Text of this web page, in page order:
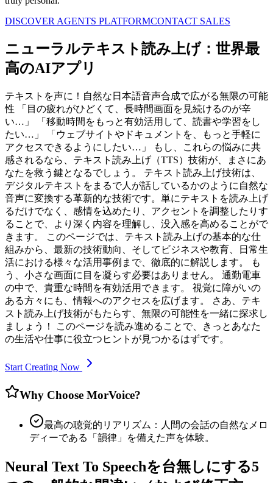
DISCOVER AGENTS PLATFORMCONTACT SALES
ニューラルテキスト読み上げ：世界最
高のAIアプリ
テキストを声に！自然な日本語音声合成で広がる無限の可能
性 「目の疲れがひどくて、長時間画面を見続けるのが辛
い…」 「移動時間をもっと有効活用して、読書や学習をし
たい…」 「ウェブサイトやドキュメントを、もっと手軽に
アクセスできるようにしたい…」 もし、これらの悩みに共
感されるなら、テキスト読み上げ（TTS）技術が、まさにあ
なたを救う鍵となるでしょう。 テキスト読み上げ技術は、
デジタルテキストをまるで人が話しているかのように自然な
音声に変換する革新的な技術です。単にテキストを読み上げ
るだけでなく、感情を込めたり、アクセントを調整したりす
ることで、より深く内容を理解し、没入感を高めることがで
きます。 このページでは、テキスト読み上げの基本的な仕
組みから、最新の技術動向、そしてビジネスや教育、日常生
活における様々な活用事例まで、徹底的に解説します。 も
う、小さな画面に目を凝らす必要はありません。 通勤電車
の中で、貴重な時間を有効活用できます。 視覚に障がいの
ある方々にも、情報へのアクセスを広げます。 さあ、テキ
スト読み上げ技術がもたらす、無限の可能性を一緒に探求し
ましょう！ このページを読み進めることで、きっとあなた
の生活や仕事に役立つヒントが見つかるはずです。
Start Creating Now
Why Choose MorVoice?
最高の聴覚的リアリズム：人間の会話の自然なメロ
ディーである「韻律」を備えた声を体験。
Neural Text To Speechを台無しにする5